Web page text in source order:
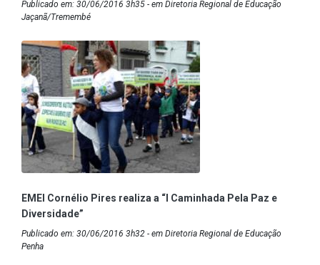
Publicado em: 30/06/2016 3h35 - em Diretoria Regional de Educação
Jaçanã/Tremembé
EMEI Cornélio Pires realiza a “I Caminhada Pela Paz e
Diversidade”
Publicado em: 30/06/2016 3h32 - em Diretoria Regional de Educação
Penha